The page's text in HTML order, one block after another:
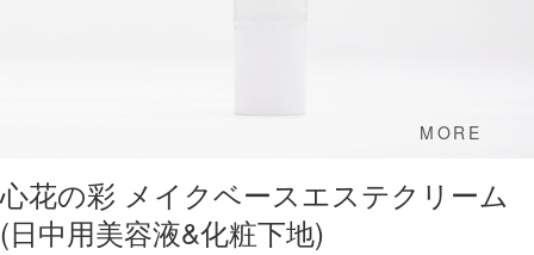
MORE
心花の彩 メイクベースエステクリーム
(日中用美容液&化粧下地)